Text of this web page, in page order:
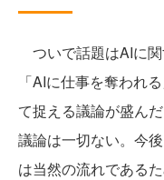
ついで話題はAIに
「AIに仕事を奪われ
て捉える議論が盛ん
議論は一切ない。今
は当然の流れである